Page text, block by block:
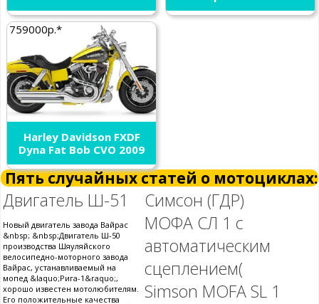
759000р.*
Harley Davidson FXDF
Dyna Fat Bob CVO 2009
Пять случайных статей о мотоциклах:
Двигатель Ш-51
Новый двигатель завода Вайрас
&nbsp; &nbsp;Двигатель Ш-50
производства Шяуляйского
велосипедно-моторного завода
Вайрас, устанавливаемый на
мопед &laquo;Рига-1&raquo;,
хорошо известен мотолюбителям.
Его положительные качества
Симсон (ГДР)
МОФА СЛ 1 с
автоматическим
сцеплением(
Simson MOFA SL 1